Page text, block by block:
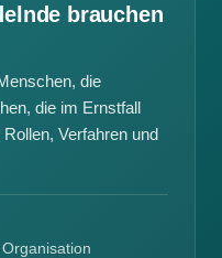
brauchen
die
die im Ernstfall
Verfahren und